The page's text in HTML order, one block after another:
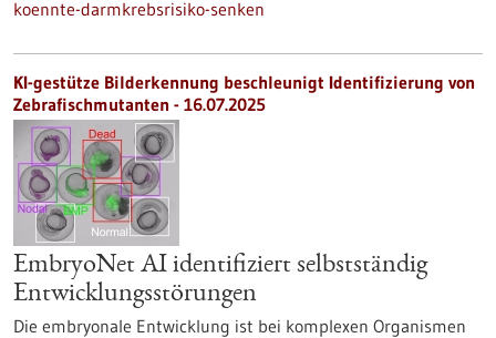
koennte-darmkrebsrisiko-senken
KI-gestütze Bilderkennung beschleunigt Identifizierung von
Zebrafischmutanten - 16.07.2025
EmbryoNet AI identifiziert selbstständig
Entwicklungsstörungen
Die embryonale Entwicklung ist bei komplexen Organismen